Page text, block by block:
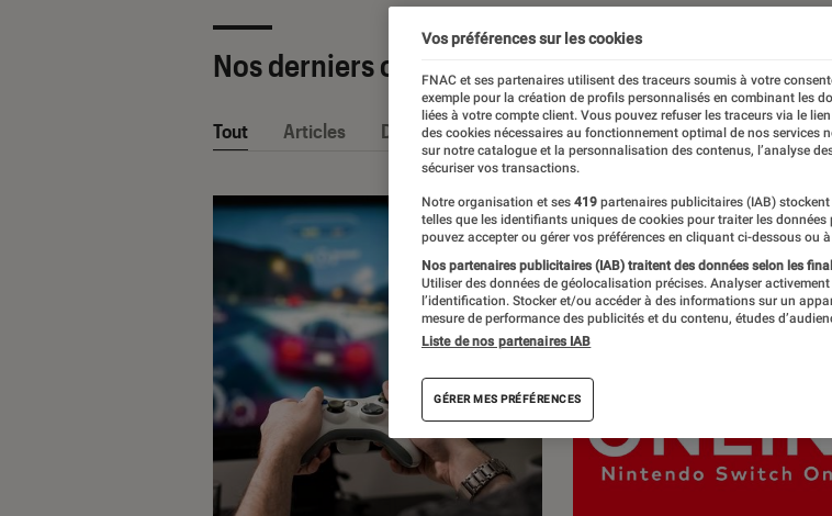
Nos derniers contenus
Tout Articles Dossiers Sélections et guides Tests
Vos préférences sur les cookies
FNAC et ses partenaires utilisent des traceurs soumis à votre
exemple pour la création de profils personnalisés en combinant les
liées à votre compte client. Vous pouvez refuser les traceurs via le
des cookies nécessaires au fonctionnement optimal de nos services
sur notre catalogue et la personnalisation des contenus, l’analyse
sécuriser vos transactions.
Notre organisation et ses 419 partenaires publicitaires (IAB)
telles que les identifiants uniques de cookies pour traiter les
pouvez accepter ou gérer vos préférences en cliquant ci-dessous ou
Nos partenaires publicitaires (IAB) traitent des données selon les
Utiliser des données de géolocalisation précises. Analyser
l’identification. Stocker et/ou accéder à des informations sur un
mesure de performance des publicités et du contenu, études
Liste de nos partenaires IAB
GÉRER MES PRÉFÉRENCES